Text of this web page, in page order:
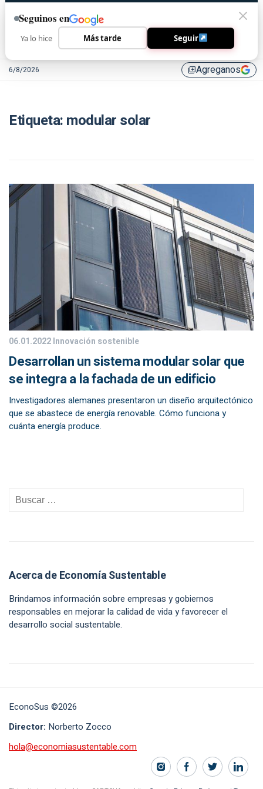
6/8/2026 library_addAgreganos
Etiqueta: modular solar
06.01.2022Innovación sostenible
Desarrollan un sistema modular solar que
se integra a la fachada de un edificio
Investigadores alemanes presentaron un diseño arquitectónico
que se abastece de energía renovable. Cómo funciona y
cuánta energía produce.
Acerca de Economía Sustentable
Brindamos información sobre empresas y gobiernos
responsables en mejorar la calidad de vida y favorecer el
desarrollo social sustentable.
EconoSus ©2026
Director: Norberto Zocco
hola@economiasustentable.com
Seguinos en
Ya lo hice Más tarde Seguir